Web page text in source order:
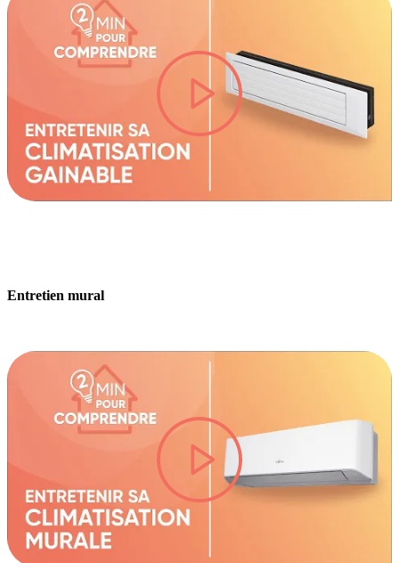
lire la vidéo
Entretien mural
lire la vidéo